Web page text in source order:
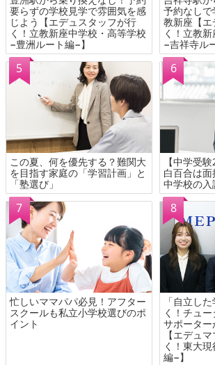
要らずの学校見学で雰囲気を感
じよう【エデュスタッフが行
く！立教新座中学校・高等学校
−豊洲ルート編−】
予約なし
教新座【
く！立教
−吉祥寺ル
この夏、何を優先する？難関大
を目指す家庭の「学習計画」と
「塾選び」
【中学受
白百合は
中学校の
忙しいママパパ必見！アフター
スクールも私立小学校選びのポ
イント
「自立し
く！チュ
サポーター
【エデュ
く！東大
編−】